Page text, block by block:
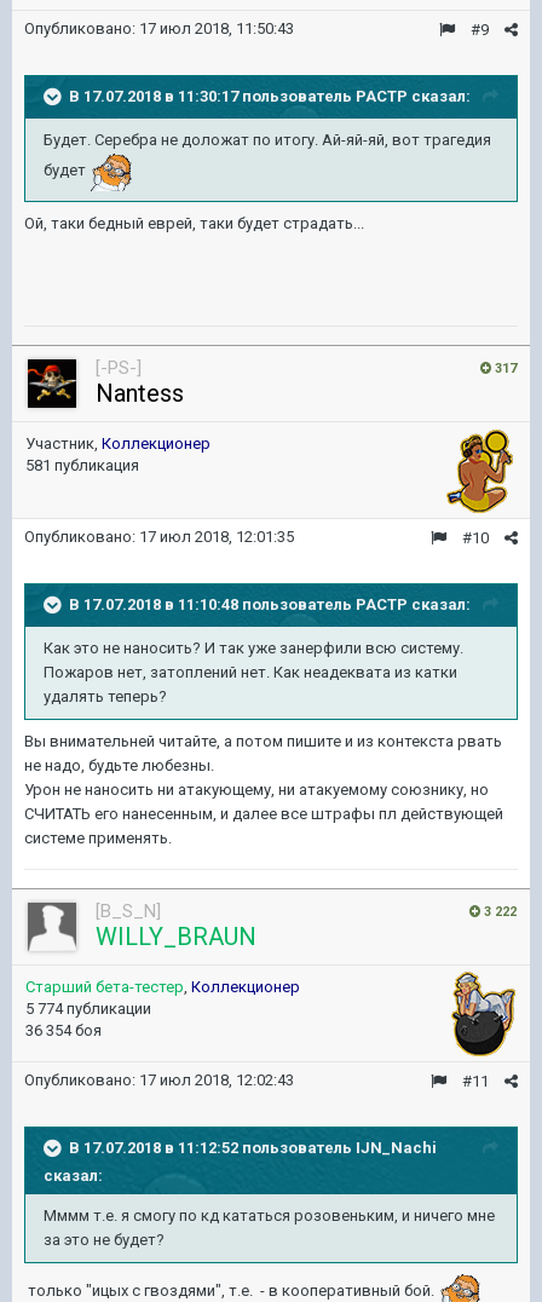
#9
Опубликовано: 17 июл 2018, 11:50:43
В 17.07.2018 в 11:30:17 пользователь PACTP сказал:
Будет. Серебра не доложат по итогу. Ай-яй-яй, вот трагедия
будет
Ой, таки бедный еврей, таки будет страдать...
317
[-PS-]
Nantess
Участник, Коллекционер
581 публикация
#10
Опубликовано: 17 июл 2018, 12:01:35
В 17.07.2018 в 11:10:48 пользователь PACTP сказал:
Как это не наносить? И так уже занерфили всю систему.
Пожаров нет, затоплений нет. Как неадеквата из катки
удалять теперь?
Вы внимательней читайте, а потом пишите и из контекста рвать
не надо, будьте любезны.
Урон не наносить ни атакующему, ни атакуемому союзнику, но
СЧИТАТЬ его нанесенным, и далее все штрафы пл действующей
системе применять.
3 222
[B_S_N]
WILLY_BRAUN
Старший бета-тестер, Коллекционер
5 774 публикации
36 354 боя
#11
Опубликовано: 17 июл 2018, 12:02:43
В 17.07.2018 в 11:12:52 пользователь IJN_Nachi
сказал:
Мммм т.е. я смогу по кд кататься розовеньким, и ничего мне
за это не будет?
только "ицых с гвоздями", т.е. - в кооперативный бой.